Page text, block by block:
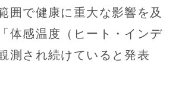
囲で健康に重大な影響を及
体感温度（ヒート・インデ
測され続けていると発表